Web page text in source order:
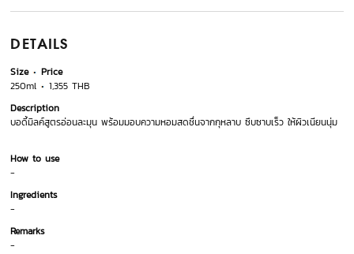
DETAILS
Size
Price
250ml
1,355 THB
Description
บอดี้มิลค์สูตรอ่อนละมุน พร้อมมอบความหอมสดชื่นจากกุหลาบ ซึบซาบเร็ว ให้ผิวเนียนนุ่ม
How to use
-
Ingredients
-
Remarks
-